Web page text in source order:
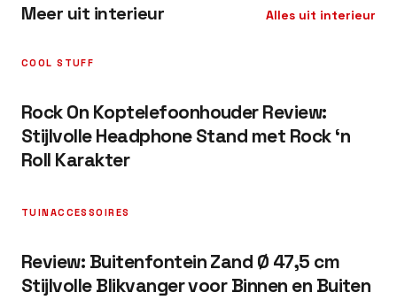
Meer uit interieur Alles uit interieur
COOL STUFF
Rock On Koptelefoonhouder Review:
Stijlvolle Headphone Stand met Rock ‘n
Roll Karakter
TUINACCESSOIRES
Review: Buitenfontein Zand Ø 47,5 cm
Stijlvolle Blikvanger voor Binnen en Buiten